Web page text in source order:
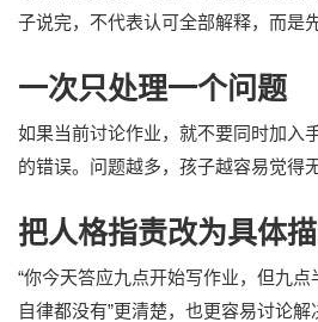
子说完，不代表认可全部解释，而是
一次只处理一个问题
如果当前讨论作业，就不要同时加入
的错误。问题越多，孩子越容易觉得
把人格指责改为具体
“你今天答应九点开始写作业，但九点
自律都没有”更清楚，也更容易讨论解